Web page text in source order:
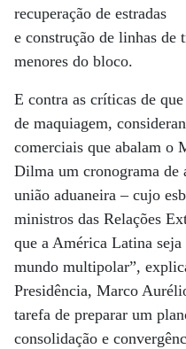
recuperação de estradas
e construção de linhas de
menores do bloco.
E contra as críticas de que
de maquiagem,
comerciais que abalam o
Dilma um cronograma de
união aduaneira – cujo
ministros das Relações
que a América Latina
mundo multipolar”,
Presidência, Marco
tarefa de preparar um
consolidação e